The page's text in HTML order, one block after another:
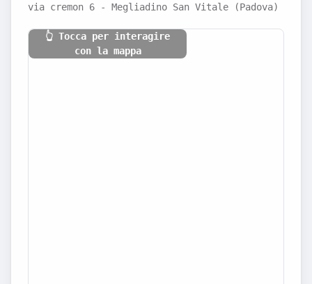
via cremon 6 - Megliadino San Vitale (Padova)
👆 Tocca per interagire
con la mappa